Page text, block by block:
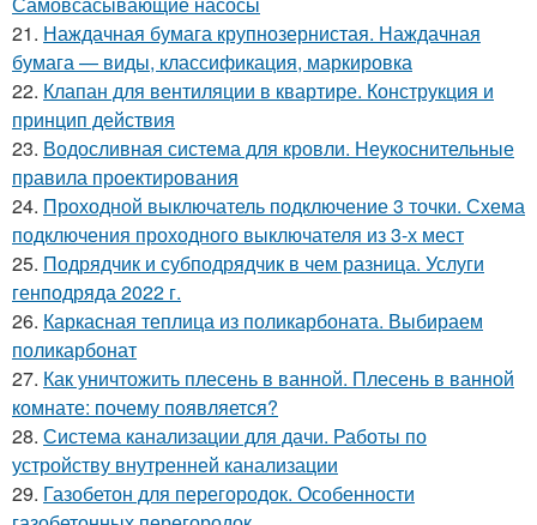
21. Наждачная бумага крупнозернистая. Наждачная
бумага — виды, классификация, маркировка
22. Клапан для вентиляции в квартире. Конструкция и
принцип действия
23. Водосливная система для кровли. Неукоснительные
правила проектирования
24. Проходной выключатель подключение 3 точки. Схема
подключения проходного выключателя из 3-х мест
25. Подрядчик и субподрядчик в чем разница. Услуги
генподряда 2022 г.
26. Каркасная теплица из поликарбоната. Выбираем
поликарбонат
27. Как уничтожить плесень в ванной. Плесень в ванной
комнате: почему появляется?
28. Система канализации для дачи. Работы по
устройству внутренней канализации
29. Газобетон для перегородок. Особенности